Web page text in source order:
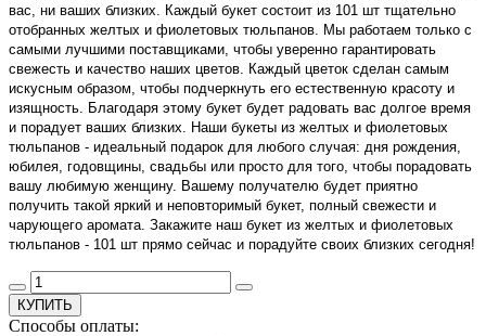
вас, ни ваших близких. Каждый букет состоит из 101 шт тщательно
отобранных желтых и фиолетовых тюльпанов. Мы работаем только с
самыми лучшими поставщиками, чтобы уверенно гарантировать
свежесть и качество наших цветов. Каждый цветок сделан самым
искусным образом, чтобы подчеркнуть его естественную красоту и
изящность. Благодаря этому букет будет радовать вас долгое время
и порадует ваших близких. Наши букеты из желтых и фиолетовых
тюльпанов - идеальный подарок для любого случая: дня рождения,
юбилея, годовщины, свадьбы или просто для того, чтобы порадовать
вашу любимую женщину. Вашему получателю будет приятно
получить такой яркий и неповторимый букет, полный свежести и
чарующего аромата. Закажите наш букет из желтых и фиолетовых
тюльпанов - 101 шт прямо сейчас и порадуйте своих близких сегодня!
КУПИТЬ
Способы оплаты: